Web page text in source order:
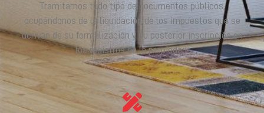
Tramitamos todo tipo de documentos públicos,
ocupándonos de la liquidación de los impuestos que se
derivan de su formalización y su posterior inscripción en
los registros de la propiedad.